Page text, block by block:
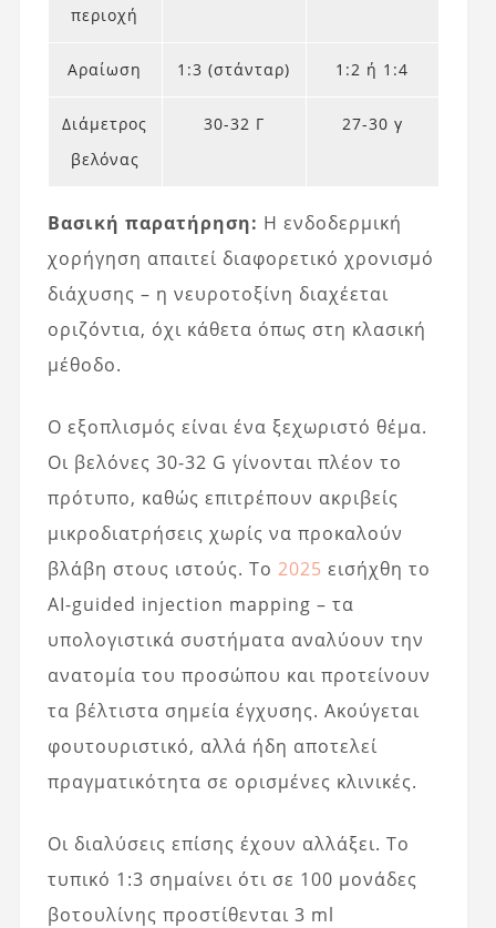
περιοχή
Αραίωση 1:3 (στάνταρ) 1:2 ή 1:4
Διάμετρος
βελόνας
30-32 Γ 27-30 γ
Βασική παρατήρηση: Η ενδοδερμική
χορήγηση απαιτεί διαφορετικό χρονισμό
διάχυσης – η νευροτοξίνη διαχέεται
οριζόντια, όχι κάθετα όπως στη κλασική
μέθοδο.
Ο εξοπλισμός είναι ένα ξεχωριστό θέμα.
Οι βελόνες 30-32 G γίνονται πλέον το
πρότυπο, καθώς επιτρέπουν ακριβείς
μικροδιατρήσεις χωρίς να προκαλούν
βλάβη στους ιστούς. Το 2025 εισήχθη το
AI-guided injection mapping – τα
υπολογιστικά συστήματα αναλύουν την
ανατομία του προσώπου και προτείνουν
τα βέλτιστα σημεία έγχυσης. Ακούγεται
φουτουριστικό, αλλά ήδη αποτελεί
πραγματικότητα σε ορισμένες κλινικές.
Οι διαλύσεις επίσης έχουν αλλάξει. Το
τυπικό 1:3 σημαίνει ότι σε 100 μονάδες
βοτουλίνης προστίθενται 3 ml